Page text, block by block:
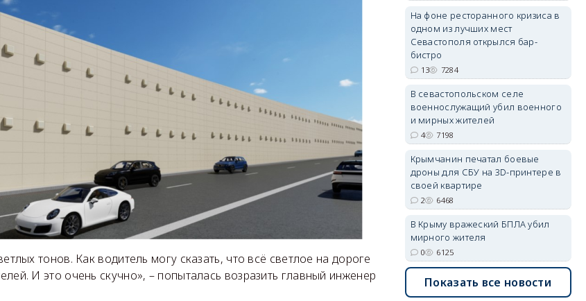
тонов. Как водитель могу сказать, что всё светлое на дороге
И это очень скучно», – попыталась возразить главный инженер
erid: 2SDnjdvhGXG
На фоне ресторанного кризиса в
одном из лучших мест
Севастополя открылся бар-
бистро
13 7284
В севастопольском селе
военнослужащий убил военного
и мирных жителей
4 7198
Крымчанин печатал боевые
дроны для СБУ на 3D-принтере в
своей квартире
2 6468
В Крыму вражеский БПЛА убил
мирного жителя
0 6125
Показать все новости